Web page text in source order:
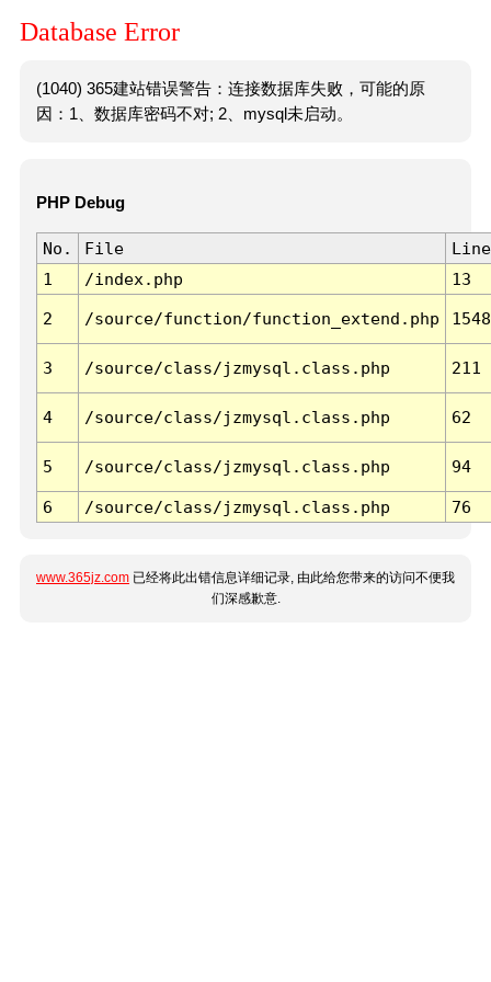
Database Error
(1040) 365建站错误警告：连接数据库失败，可能的原
因：1、数据库密码不对; 2、mysql未启动。
PHP Debug
No. File
Line
1
/index.php 13
2 /source/function/function_extend.php 1548
3 /source/class/jzmysql.class.php 211
4 /source/class/jzmysql.class.php 62
5 /source/class/jzmysql.class.php 94
6 /source/class/jzmysql.class.php 76
www.365jz.com 已经将此出错信息详细记录, 由此给您带来的访问不便我
们深感歉意.